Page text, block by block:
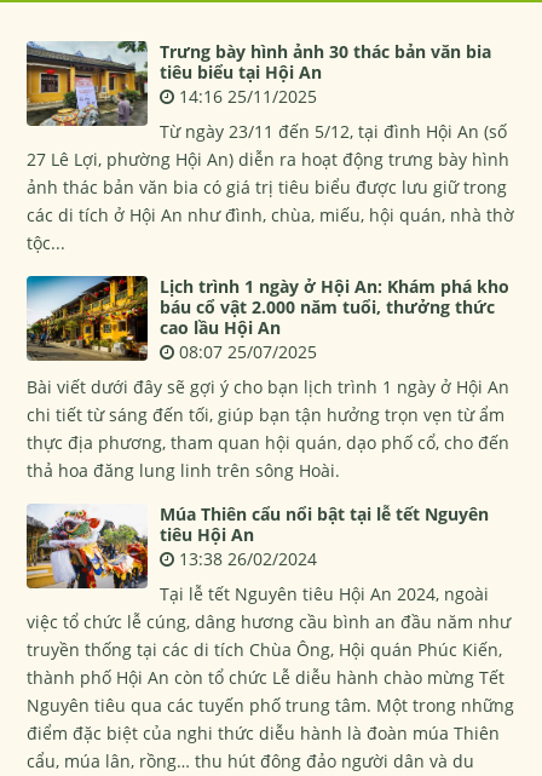
Trưng bày hình ảnh 30 thác bản văn bia
tiêu biểu tại Hội An
14:16 25/11/2025
Từ ngày 23/11 đến 5/12, tại đình Hội An (số
27 Lê Lợi, phường Hội An) diễn ra hoạt động trưng bày hình
ảnh thác bản văn bia có giá trị tiêu biểu được lưu giữ trong
các di tích ở Hội An như đình, chùa, miếu, hội quán, nhà thờ
tộc...
Lịch trình 1 ngày ở Hội An: Khám phá kho
báu cổ vật 2.000 năm tuổi, thưởng thức
cao lầu Hội An
08:07 25/07/2025
Bài viết dưới đây sẽ gợi ý cho bạn lịch trình 1 ngày ở Hội An
chi tiết từ sáng đến tối, giúp bạn tận hưởng trọn vẹn từ ẩm
thực địa phương, tham quan hội quán, dạo phố cổ, cho đến
thả hoa đăng lung linh trên sông Hoài.
Múa Thiên cẩu nổi bật tại lễ tết Nguyên
tiêu Hội An
13:38 26/02/2024
Tại lễ tết Nguyên tiêu Hội An 2024, ngoài
việc tổ chức lễ cúng, dâng hương cầu bình an đầu năm như
truyền thống tại các di tích Chùa Ông, Hội quán Phúc Kiến,
thành phố Hội An còn tổ chức Lễ diễu hành chào mừng Tết
Nguyên tiêu qua các tuyến phố trung tâm. Một trong những
điểm đặc biệt của nghi thức diễu hành là đoàn múa Thiên
cẩu, múa lân, rồng… thu hút đông đảo người dân và du